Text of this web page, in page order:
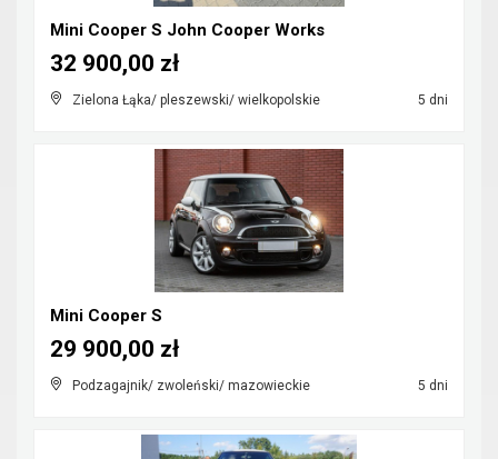
Mini Cooper S John Cooper Works
Zielona Łąka/ pleszewski/ wielkopolskie 5 dni
32 900,00 zł
Mini Cooper S
Podzagajnik/ zwoleński/ mazowieckie 5 dni
29 900,00 zł